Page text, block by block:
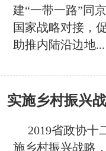
建“一带一路”同
国家战略对接，
助推内陆沿边地...
实施乡村振兴
2019省政协十
施乡村振兴战略